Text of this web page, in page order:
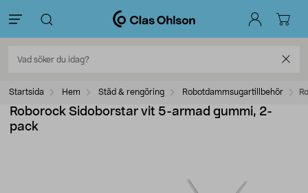
Startsida Hem Städ & rengöring Robotdammsugartillbehör
Roborock Sidoborstar vit 5-armad gummi, 2-
pack